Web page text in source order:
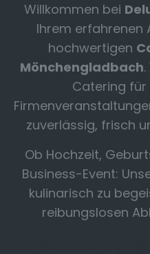
Willkommen bei
Ihrem erfahrenen
hochwertigen
Mönchengladbach
Catering für
zuverlässig, frisch
Ob Hochzeit,
Business-Event:
kulinarisch zu
reibungslosen